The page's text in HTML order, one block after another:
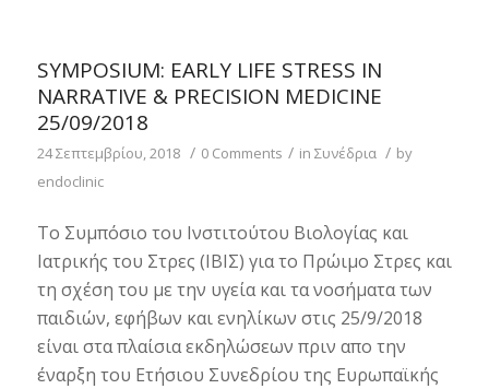
SYMPOSIUM: EARLY LIFE STRESS IN
NARRATIVE & PRECISION MEDICINE
25/09/2018
24 Σεπτεμβρίου, 2018 / 0 Comments / in Συνέδρια / by
endoclinic
Το Συμπόσιο του Ινστιτούτου Βιολογίας και
Ιατρικής του Στρες (ΙΒΙΣ) για το Πρώιμο Στρες και
τη σχέση του με την υγεία και τα νοσήματα των
παιδιών, εφήβων και ενηλίκων στις 25/9/2018
είναι στα πλαίσια εκδηλώσεων πριν απο την
έναρξη του Ετήσιου Συνεδρίου της Ευρωπαϊκής